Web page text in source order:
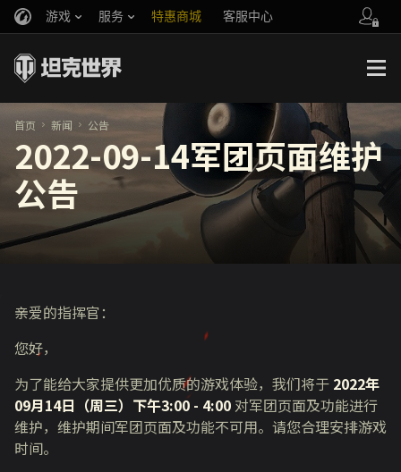
游戏 服务 特惠商城 客服中心
你好，吾久
万圣节
《以战止战》
官方自媒体
首页 新闻 公告
2022-09-14军团页面维护
公告
亲爱的指挥官：
您好，
为了能给大家提供更加优质的游戏体验，我们将于 2022年
09月14日（周三）下午3:00 - 4:00 对军团页面及功能进行
维护，维护期间军团页面及功能不可用。请您合理安排游戏
时间。